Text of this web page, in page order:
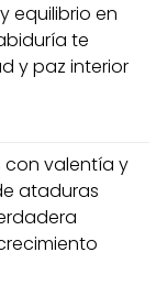
equilibrio en
te
y paz interior
con valentía y
ataduras